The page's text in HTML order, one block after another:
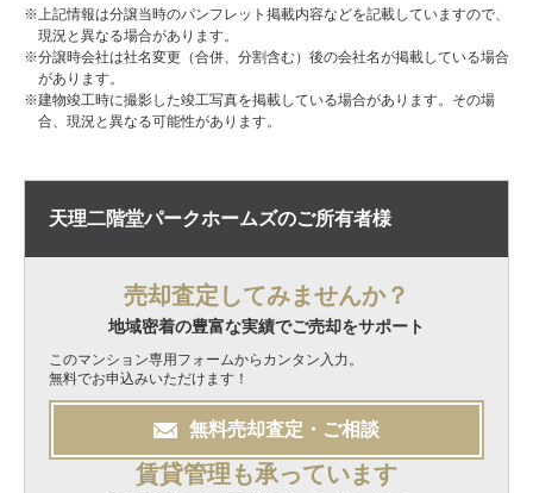
※上記情報は分譲当時のパンフレット掲載内容などを記載していますので、
現況と異なる場合があります。
※分譲時会社は社名変更（合併、分割含む）後の会社名が掲載している場合
があります。
※建物竣工時に撮影した竣工写真を掲載している場合があります。その場
合、現況と異なる可能性があります。
天理二階堂パークホームズのご所有者様
売却査定してみませんか？
地域密着の豊富な実績でご売却をサポート
このマンション専用フォームからカンタン入力。
無料でお申込みいただけます！
無料売却査定・ご相談
賃貸管理も承っています